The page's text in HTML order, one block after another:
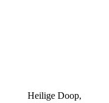
Heilige Doop,